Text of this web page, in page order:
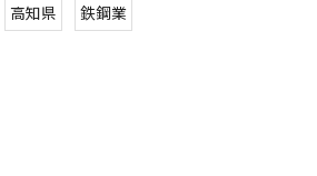
高知県 鉄鋼業